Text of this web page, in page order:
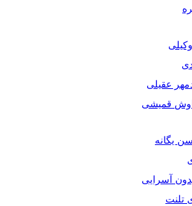
عقیلی
قمیشی
یگانه
آسرایی
تلنت